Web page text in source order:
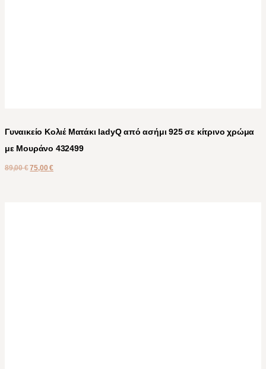
Γυναικείο Κολιέ Ματάκι ladyQ από ασήμι 925 σε κίτρινο χρώμα
με Μουράνο 432499
89,00€ 75,00€